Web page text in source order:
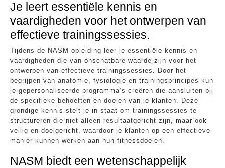
Je leert essentiële kennis en
vaardigheden voor het ontwerpen van
effectieve trainingssessies.
Tijdens de NASM opleiding leer je essentiële kennis en
vaardigheden die van onschatbare waarde zijn voor het
ontwerpen van effectieve trainingssessies. Door het
begrijpen van anatomie, fysiologie en trainingsprincipes kun
je gepersonaliseerde programma’s creëren die aansluiten bij
de specifieke behoeften en doelen van je klanten. Deze
grondige kennis stelt je in staat om trainingssessies te
structureren die niet alleen resultaatgericht zijn, maar ook
veilig en doelgericht, waardoor je klanten op een effectieve
manier kunnen werken aan hun fitnessdoelen.
NASM biedt een wetenschappelijk